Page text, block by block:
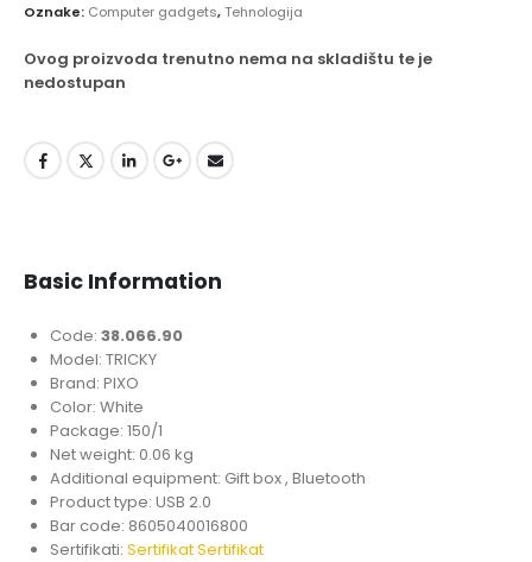
Oznake: Computer gadgets,Tehnologija
Ovog proizvoda trenutno nema na skladištu te je
nedostupan
Basic Information
Code:38.066.90
Model: TRICKY
Brand: PIXO
Color: White
Package: 150/1
Net weight: 0.06 kg
Additional equipment: Gift box , Bluetooth
Product type: USB 2.0
Bar code: 8605040016800
Sertifikati:SertifikatSertifikat